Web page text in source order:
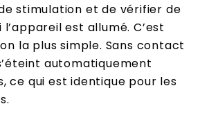
stimulation et de vérifier de
est allumé. C’est
la plus simple. Sans contact
automatiquement
ce qui est identique pour les